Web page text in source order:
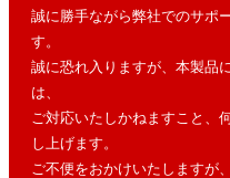
誠に勝手ながら弊社でのサポ
す。
誠に恐れ入りますが、本製品
は、
ご対応いたしかねますこと、
し上げます。
ご不便をおかけいたしますが